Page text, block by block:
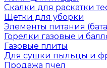
Скалки для раскатки
Щетки для уборки
Элементы питания
Горелки газовые и
Газовые плиты
Для сушки пыльцы и
Продажа пчел